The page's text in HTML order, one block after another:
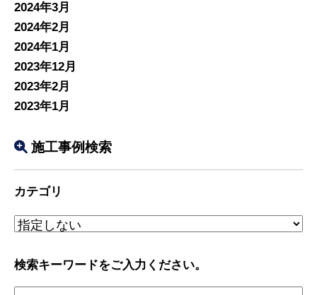
2024年3月
2024年2月
2024年1月
2023年12月
2023年2月
2023年1月
施工事例検索
カテゴリ
検索キーワードをご入力ください。